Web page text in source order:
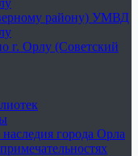
району) УМВД
г. Орлу (Советский
города Орла